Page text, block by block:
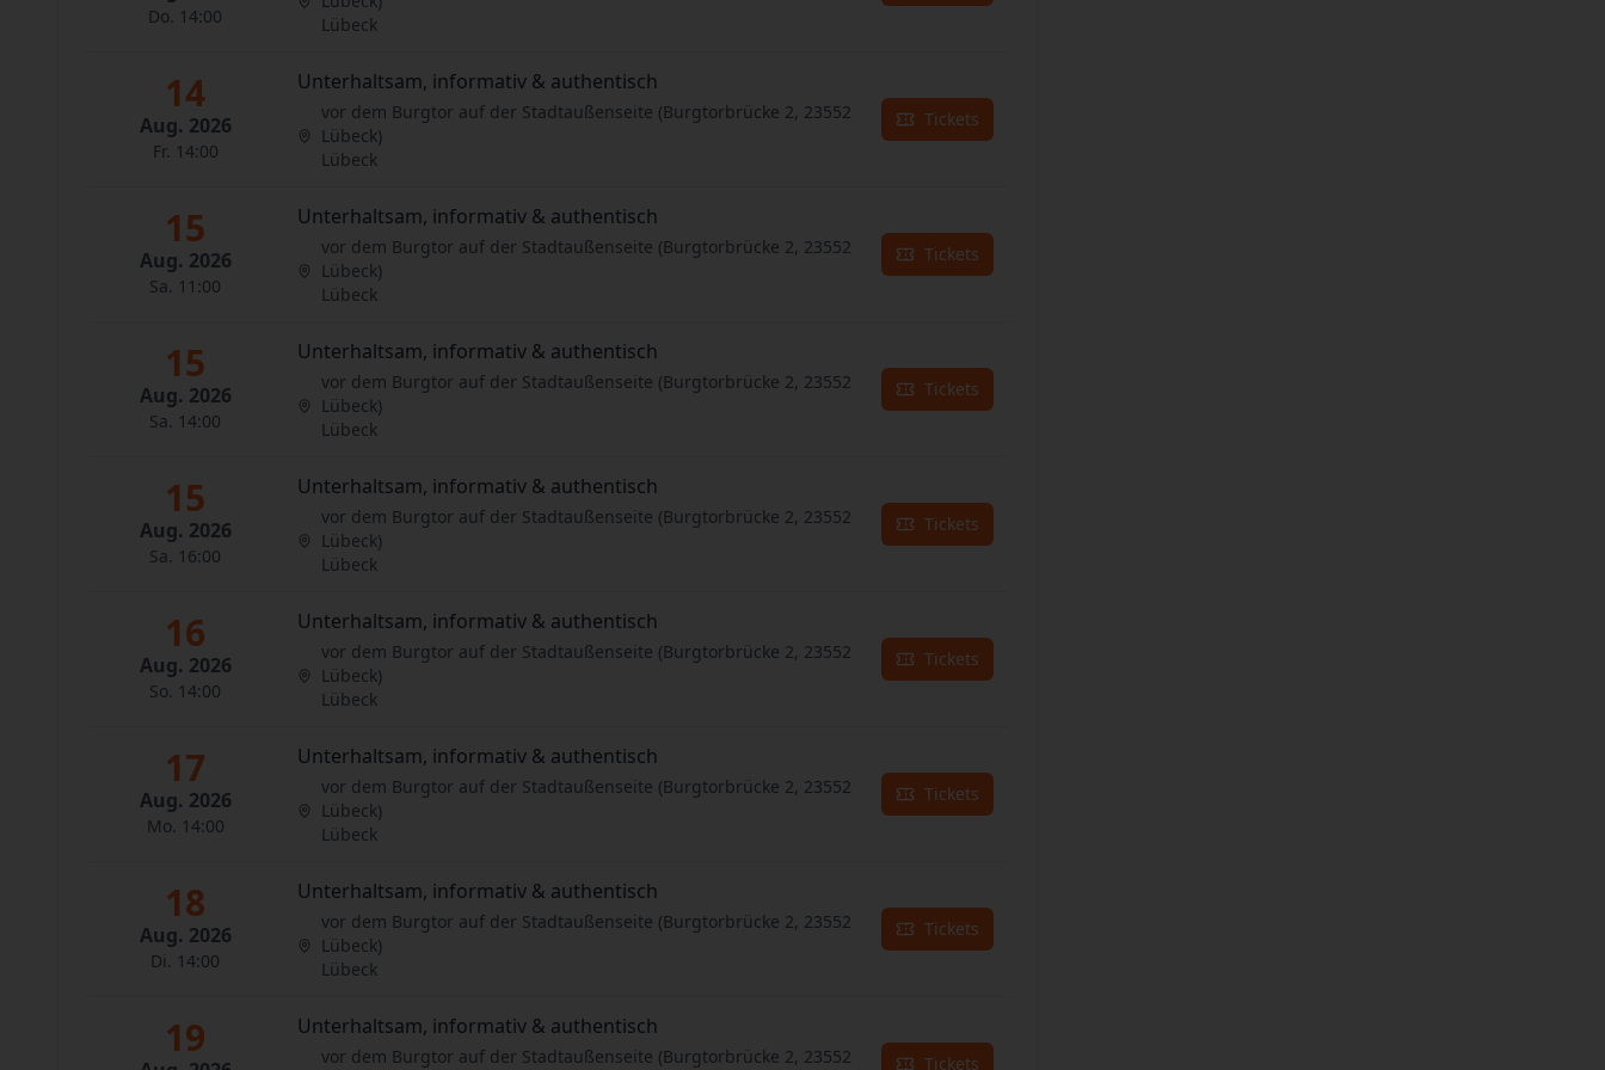
Do. 14:00
Lübeck
14
Aug. 2026
Fr. 14:00
Unterhaltsam, informativ & authentisch
vor dem Burgtor auf der Stadtaußenseite (Burgtorbrücke 2, 23552
Lübeck)
Lübeck
Tickets
15
Aug. 2026
Sa. 11:00
Unterhaltsam, informativ & authentisch
vor dem Burgtor auf der Stadtaußenseite (Burgtorbrücke 2, 23552
Lübeck)
Lübeck
Tickets
15
Aug. 2026
Sa. 14:00
Unterhaltsam, informativ & authentisch
vor dem Burgtor auf der Stadtaußenseite (Burgtorbrücke 2, 23552
Lübeck)
Lübeck
Tickets
15
Aug. 2026
Sa. 16:00
Unterhaltsam, informativ & authentisch
vor dem Burgtor auf der Stadtaußenseite (Burgtorbrücke 2, 23552
Lübeck)
Lübeck
Tickets
16
Aug. 2026
So. 14:00
Unterhaltsam, informativ & authentisch
vor dem Burgtor auf der Stadtaußenseite (Burgtorbrücke 2, 23552
Lübeck)
Lübeck
Tickets
17
Aug. 2026
Mo. 14:00
Unterhaltsam, informativ & authentisch
vor dem Burgtor auf der Stadtaußenseite (Burgtorbrücke 2, 23552
Lübeck)
Lübeck
Tickets
18
Aug. 2026
Di. 14:00
Unterhaltsam, informativ & authentisch
vor dem Burgtor auf der Stadtaußenseite (Burgtorbrücke 2, 23552
Lübeck)
Lübeck
Tickets
19 Unterhaltsam, informativ & authentisch
vor dem Burgtor auf der Stadtaußenseite (Burgtorbrücke 2, 23552
Tickets